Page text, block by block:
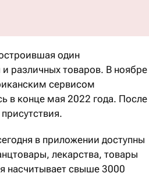
один
различных товаров. В ноябре
сервисом
в конце мая 2022 года. После
в приложении доступны
лекарства, товары
насчитывает свыше 3000